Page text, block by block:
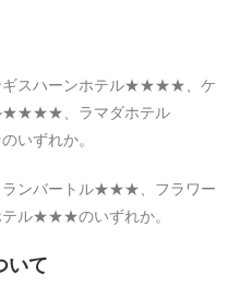
スハーンホテル★★★★、ケ
★★★★、ラマダホテル
ずれか。
ランバートル★★★、フラワー
ル★★★のいずれか。
いて